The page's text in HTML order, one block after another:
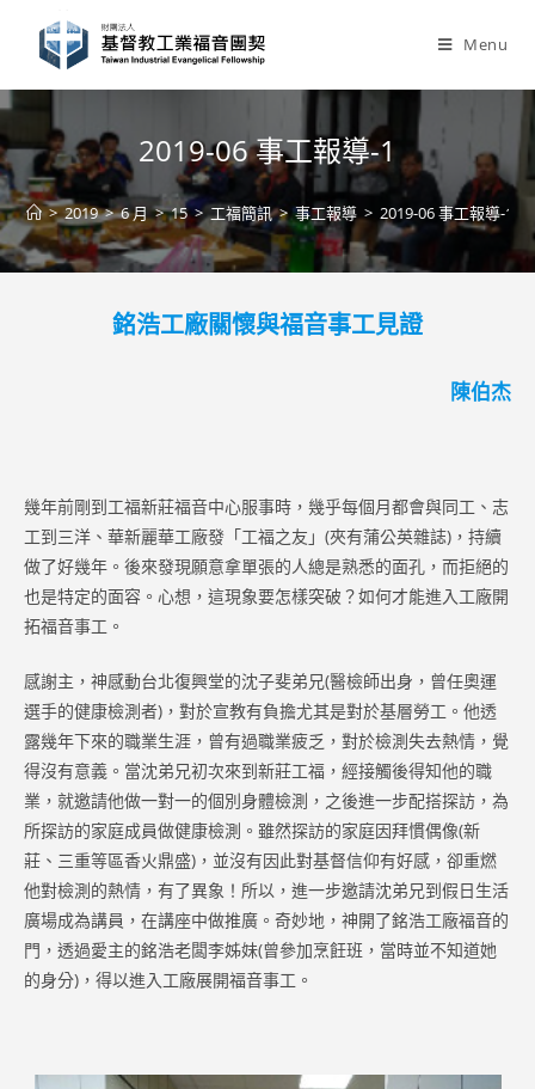
content
Menu
2019-06 事工報導-1
> 2019 > 6 月 > 15 > 工福簡訊 > 事工報導 > 2019-06 事工報導-1
銘浩工廠關懷與福音事工見證
陳伯杰
幾年前剛到工福新莊福音中心服事時，幾乎每個月都會與同工、志
工到三洋、華新麗華工廠發「工福之友」(夾有蒲公英雜誌)，持續
做了好幾年。後來發現願意拿單張的人總是熟悉的面孔，而拒絕的
也是特定的面容。心想，這現象要怎樣突破？如何才能進入工廠開
拓福音事工。
感謝主，神感動台北復興堂的沈子斐弟兄(醫檢師出身，曾任奧運
選手的健康檢測者)，對於宣教有負擔尤其是對於基層勞工。他透
露幾年下來的職業生涯，曾有過職業疲乏，對於檢測失去熱情，覺
得沒有意義。當沈弟兄初次來到新莊工福，經接觸後得知他的職
業，就邀請他做一對一的個別身體檢測，之後進一步配搭探訪，為
所探訪的家庭成員做健康檢測。雖然探訪的家庭因拜慣偶像(新
莊、三重等區香火鼎盛)，並沒有因此對基督信仰有好感，卻重燃
他對檢測的熱情，有了異象！所以，進一步邀請沈弟兄到假日生活
廣場成為講員，在講座中做推廣。奇妙地，神開了銘浩工廠福音的
門，透過愛主的銘浩老闆李姊妹(曾參加烹飪班，當時並不知道她
的身分)，得以進入工廠展開福音事工。